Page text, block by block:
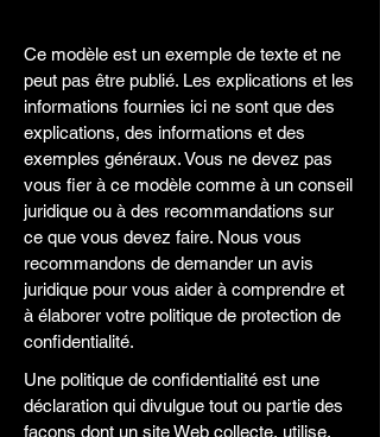
Ce modèle est un exemple de texte et ne
peut pas être publié. Les explications et les
informations fournies ici ne sont que des
explications, des informations et des
exemples généraux. Vous ne devez pas
vous fier à ce modèle comme à un conseil
juridique ou à des recommandations sur
ce que vous devez faire. Nous vous
recommandons de demander un avis
juridique pour vous aider à comprendre et
à élaborer votre politique de protection de
confidentialité.
Une politique de confidentialité est une
déclaration qui divulgue tout ou partie des
façons dont un site Web collecte, utilise,